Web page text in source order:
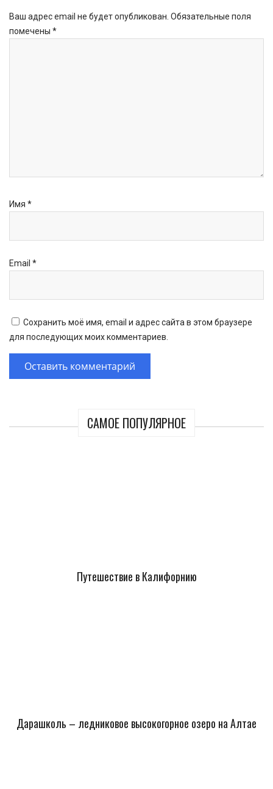
САМОЕ ПОПУЛЯРНОЕ
Путешествие в Калифорнию
Дарашколь – ледниковое высокогорное озеро на Алтае
Ваш адрес email не будет опубликован. Обязательные поля
помечены *
Имя *
Email *
Сохранить моё имя, email и адрес сайта в этом браузере
для последующих моих комментариев.